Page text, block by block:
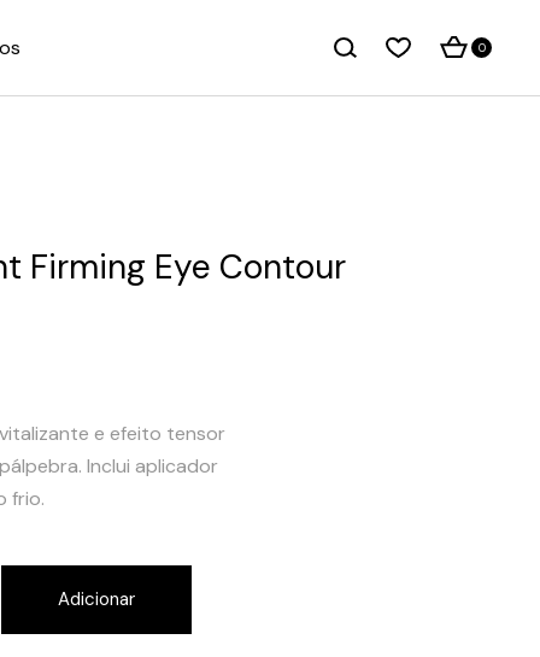
0
Firming Eye Contour
e efeito tensor
Inclui aplicador
frio.
Adicionar